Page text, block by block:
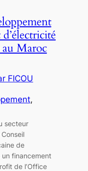
Maroc
FICOU
secteur
de
financement
de l’Office